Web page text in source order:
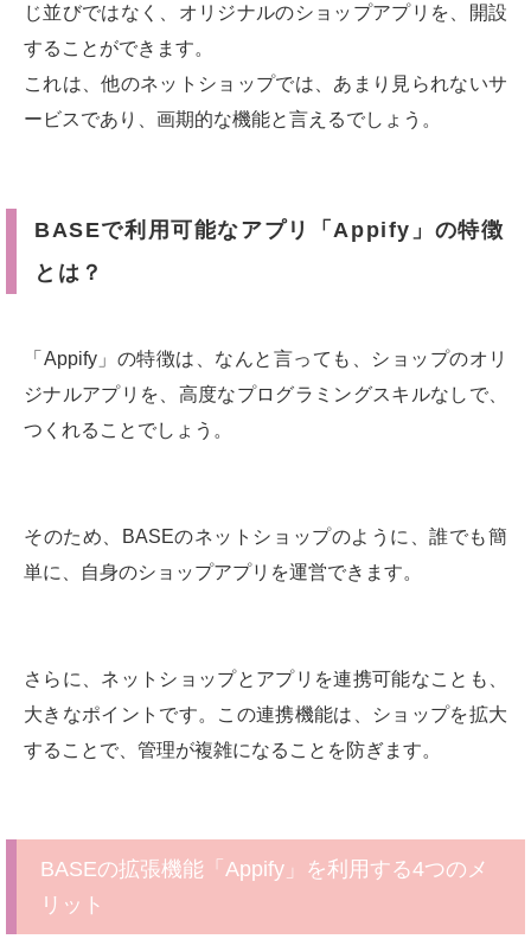
じ並びではなく、オリジナルのショップアプリを、開設
することができます。
これは、他のネットショップでは、あまり見られないサ
ービスであり、画期的な機能と言えるでしょう。
BASEで利用可能なアプリ「Appify」の特徴
とは？
「Appify」の特徴は、なんと言っても、ショップのオリ
ジナルアプリを、高度なプログラミングスキルなしで、
つくれることでしょう。
そのため、BASEのネットショップのように、誰でも簡
単に、自身のショップアプリを運営できます。
さらに、ネットショップとアプリを連携可能なことも、
大きなポイントです。この連携機能は、ショップを拡大
することで、管理が複雑になることを防ぎます。
BASEの拡張機能「Appify」を利用する4つのメ
リット